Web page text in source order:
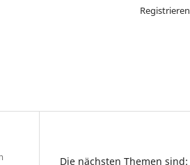
Registrieren
Die nächsten Themen sind: